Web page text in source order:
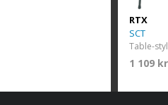
RTX
SCT
1 109 kr